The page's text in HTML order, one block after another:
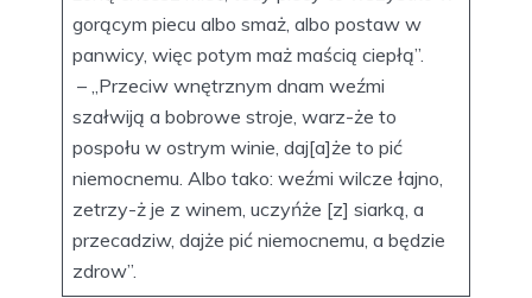
gorącym piecu albo smaż, albo postaw w
panwicy, więc potym maż maścią ciepłą”.
– „Przeciw wnętrznym dnam weźmi
szałwiją a bobrowe stroje, warz-że to
pospołu w ostrym winie, daj[a]że to pić
niemocnemu. Albo tako: weźmi wilcze łajno,
zetrzy-ż je z winem, uczyńże [z] siarką, a
przecadziw, dajże pić niemocnemu, a będzie
zdrow”.